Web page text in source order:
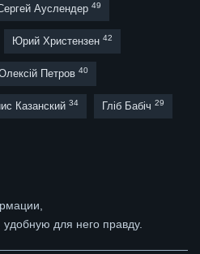
Ауслендер 49
Юрий Христензен 42
Петров 40
Казанский 34 Гліб Бабіч 29
для него правду.